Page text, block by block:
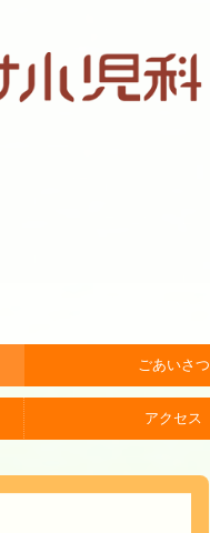
ごあいさつ
アクセス